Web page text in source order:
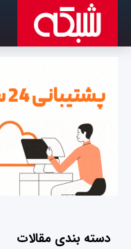
دسته بندی مقالات